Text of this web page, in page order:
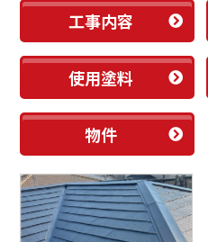
工事内容
使用塗料
物件